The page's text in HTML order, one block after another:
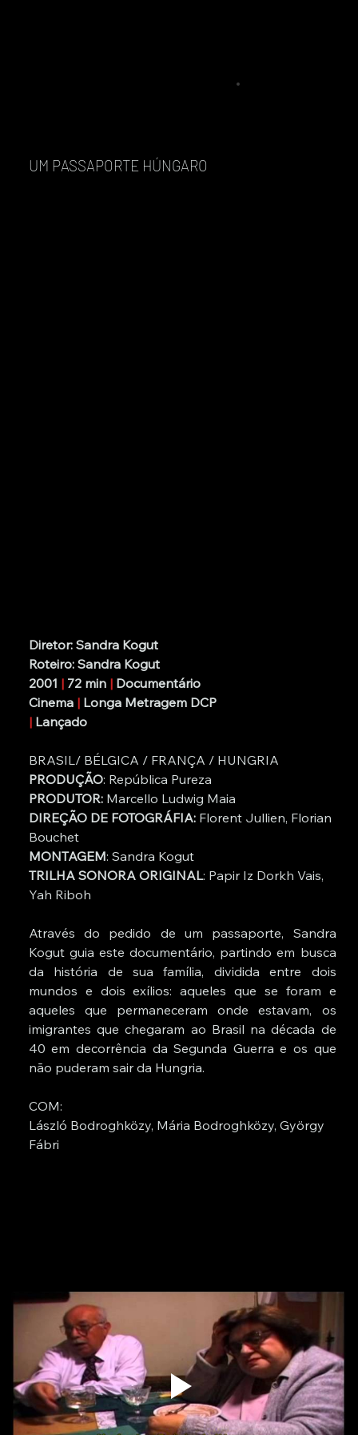
UM PASSAPORTE HÚNGARO
Diretor: Sandra Kogut
Roteiro: Sandra Kogut
2001 | 72 min | Documentário
Cinema | Longa Metragem DCP
| Lançado
BRASIL/ BÉLGICA / FRANÇA / HUNGRIA
PRODUÇÃO: República Pureza
PRODUTOR: Marcello Ludwig Maia
DIREÇÃO DE FOTOGRÁFIA: Florent Jullien, Florian
Bouchet
MONTAGEM: Sandra Kogut
TRILHA SONORA ORIGINAL: Papir Iz Dorkh Vais,
Yah Riboh
Através do pedido de um passaporte, Sandra
Kogut guia este documentário, partindo em busca
da história de sua família, dividida entre dois
mundos e dois exílios: aqueles que se foram e
aqueles que permaneceram onde estavam, os
imigrantes que chegaram ao Brasil na década de
40 em decorrência da Segunda Guerra e os que
não puderam sair da Hungria.
COM:
László Bodroghközy, Mária Bodroghközy, György
Fábri